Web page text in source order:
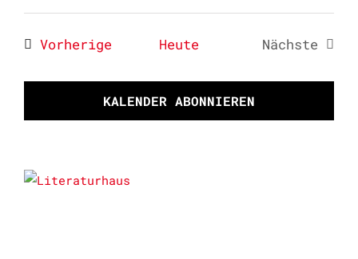
wählen.
VorherigeVeranstaltungen
Heute
Nächste
KALENDER ABONNIEREN